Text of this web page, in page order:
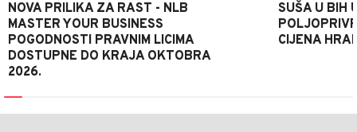
NOVA PRILIKA ZA RAST - NLB
MASTER YOUR BUSINESS
POGODNOSTI PRAVNIM LICIMA
DOSTUPNE DO KRAJA OKTOBRA
2026.
SUŠA U BIH
CIJENA